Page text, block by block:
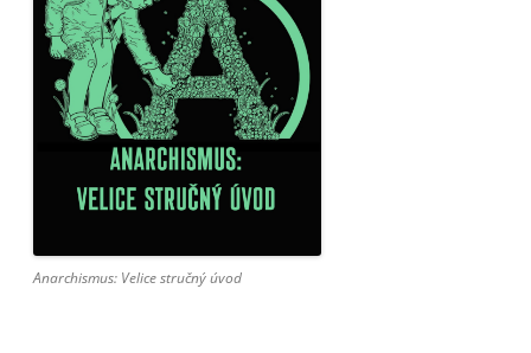
Anarchismus: Velice stručný úvod